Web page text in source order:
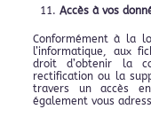
Accès à vos
Conformément à la
l’informatique, aux
droit d’obtenir la
rectification ou la
travers un accès
également vous